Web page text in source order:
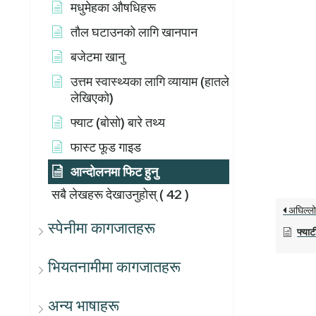
मधुमेहका औषधिहरू
तौल घटाउनको लागि खानपान
बजेटमा खानु
उत्तम स्वास्थ्यका लागि व्यायाम (हातले
लेखिएको)
फ्याट (बोसो) बारे तथ्य
फास्ट फूड गाइड
आन्दोलनमा फिट हुनु
सबै लेखहरू देखाउनुहोस्( 42 )
स्पेनीमा कागजातहरू
भियतनामीमा कागजातहरू
अन्य भाषाहरू
अघिल्लो